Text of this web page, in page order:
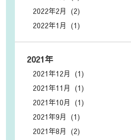
2022年2月 (2)
2022年1月 (1)
2021年
2021年12月 (1)
2021年11月 (1)
2021年10月 (1)
2021年9月 (1)
2021年8月 (2)